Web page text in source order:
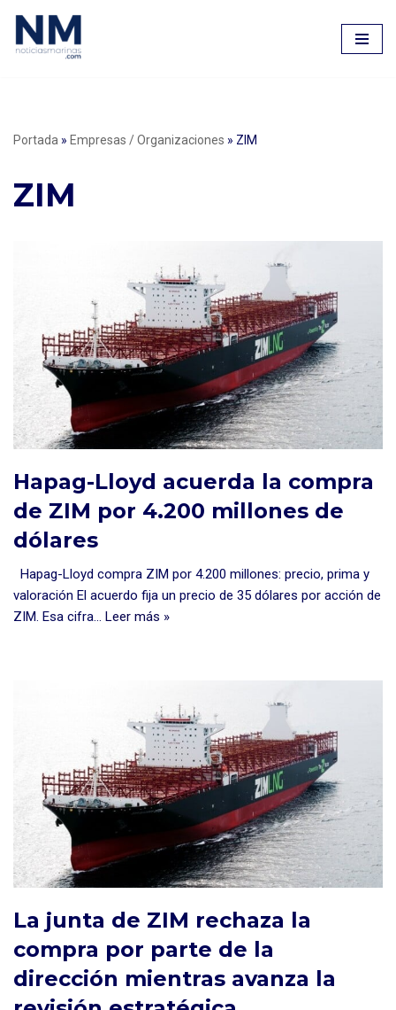
Saltar
Portada » Empresas / Organizaciones » ZIM
ZIM
Hapag-Lloyd acuerda la compra
de ZIM por 4.200 millones de
dólares
Hapag-Lloyd compra ZIM por 4.200 millones: precio, prima y
valoración El acuerdo fija un precio de 35 dólares por acción de
ZIM. Esa cifra… Leer más »
La junta de ZIM rechaza la
compra por parte de la
dirección mientras avanza la